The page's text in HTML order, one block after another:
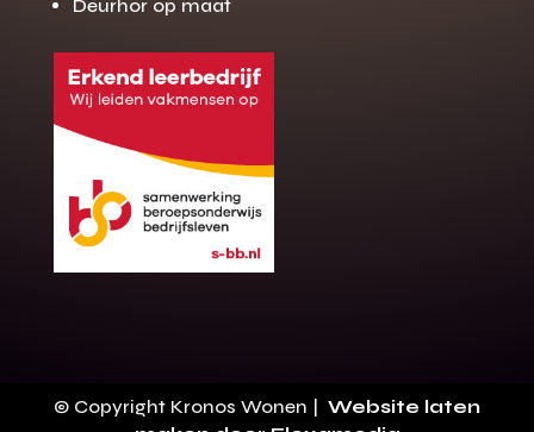
Gratis offerte
op maat?
Binnen 24 uur jouw gratis offerte
10 jaar garantie op de montage
100+ stoffen
Deurhor op maat
© Copyright Kronos Wonen | Website laten